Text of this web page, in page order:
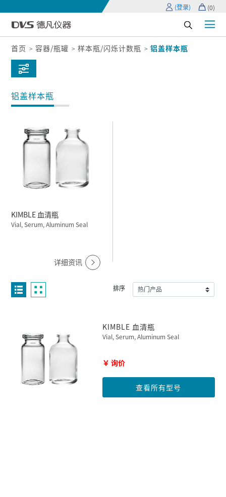
(登录) (0)
首页 容器/瓶罐 样本瓶/闪烁计数瓶 铝盖样本瓶
铝盖样本瓶
KIMBLE 血清瓶
Vial, Serum, Aluminum Seal
详细资讯
排序
KIMBLE 血清瓶
Vial, Serum, Aluminum Seal
￥ 询价
查看所有型号